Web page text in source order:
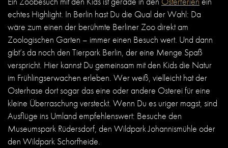
echtes Highlight. In Berlin hast Du die Qual der Wahl: Da
wäre zum einen der berühmte Berliner Zoo direkt am
Zoologischen Garten – immer einen Besuch wert. Und dann
gibt’s da noch den Tierpark Berlin, der eine Menge Spaß
verspricht. Hier kannst Du gemeinsam mit den Kids die Natur
im Frühlingserwachen erleben. Wer weiß, vielleicht hat der
Osterhase dort sogar das eine oder andere Osterei für eine
kleine Überraschung versteckt. Wenn Du es uriger magst, sind
Ausflüge ins Umland empfehlenswert: Besuche den
Museumspark Rüdersdorf, den Wildpark Johannismühle oder
den Wildpark Schorfheide.